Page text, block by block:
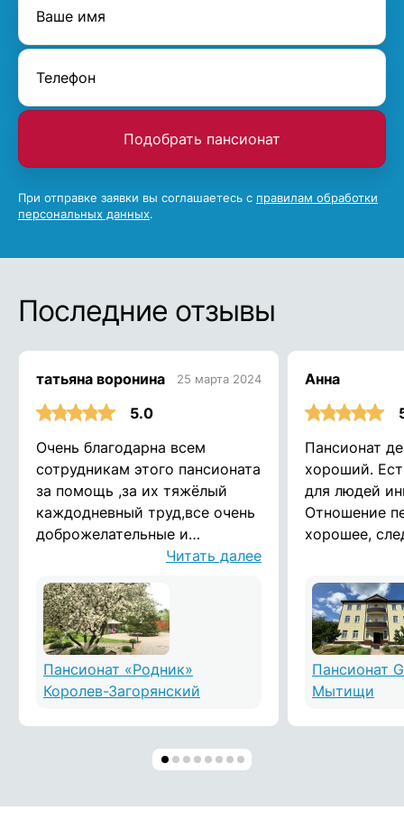
Подобрать пансионат
При отправке заявки вы соглашаетесь с правилам обработки
персональных данных.
Последние отзывы
татьяна воронина 25 марта 2024
5.0
Очень благодарна всем
сотрудникам этого пансионата
за помощь ,за их тяжёлый
каждодневный труд,все очень
доброжелательные и
душевные люди!дай Бог им
Читать далее
Пансионат «Родник»
Королев-Загорянский
Анна
Пансионат
хороший.
для людей
Отношение
хорошее,
комплекс
инвалидов.
Пансионат
Мытищи